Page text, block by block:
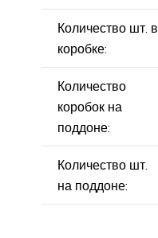
Количество шт. в
коробке:
Количество
коробок на
поддоне:
Количество шт.
на поддоне: